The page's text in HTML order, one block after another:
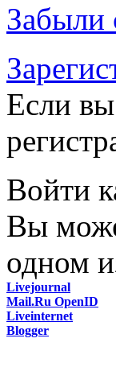
Забыли
Если
Войти
Вы
одном
Livejournal
Mail.Ru OpenID
Liveinternet
Blogger